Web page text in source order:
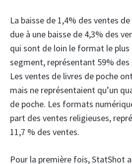
La baisse de 1,4% des ventes
due à une baisse de 4,3% des
qui sont de loin le format le
segment, représentant 59%
Les ventes de livres de poche
mais ne représentaient qu’un
de poche. Les formats
part des ventes religieuses,
11,7 % des ventes.
Pour la première fois, StatShot